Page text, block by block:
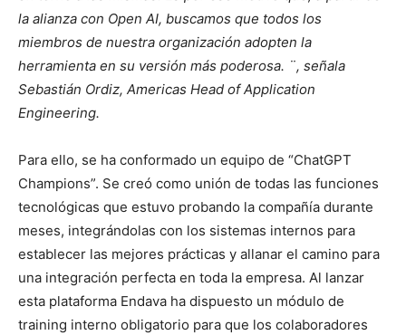
la alianza con Open AI, buscamos que todos los
miembros de nuestra organización adopten la
herramienta en su versión más poderosa. ¨, señala
Sebastián Ordiz, ‌Americas Head of Application
Engineering.
Para ello, se ha conformado un equipo de “ChatGPT
Champions”. Se creó como unión de todas las funciones
tecnológicas que estuvo probando la compañía durante
meses, integrándolas con los sistemas internos para
establecer las mejores prácticas y allanar el camino para
una integración perfecta en toda la empresa. Al lanzar
esta plataforma Endava ha dispuesto un módulo de
training interno obligatorio para que los colaboradores